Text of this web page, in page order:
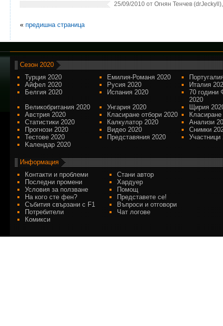
25/09/2010 от Огнян Тенчев
« предишна страница
Сезон 2020
Турция 2020
Емилия-Романя 2020
Айфел 2020
Русия 2020
Италия
Белгия 2020
Испания 2020
70 години
2020
Великобритания 2020
Унгария 2020
Щирия
Австрия 2020
Класиране отбори 2020
Статистики 2020
Калкулатор 2020
Анализи
Прогнози 2020
Видео 2020
Снимки
Тестове 2020
Представяния 2020
Участници
Kалендар 2020
Информация
Контакти и проблеми
Стани автор
Последни промени
Хардуер
Условия за ползване
Помощ
На кого сте фен?
Представете се!
Събития свързани с F1
Въпроси и отговори
Потребители
Чат логове
Комикси